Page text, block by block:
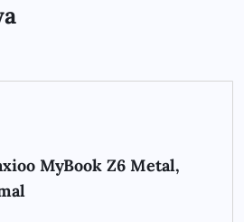
MyBook Z6 Metal,